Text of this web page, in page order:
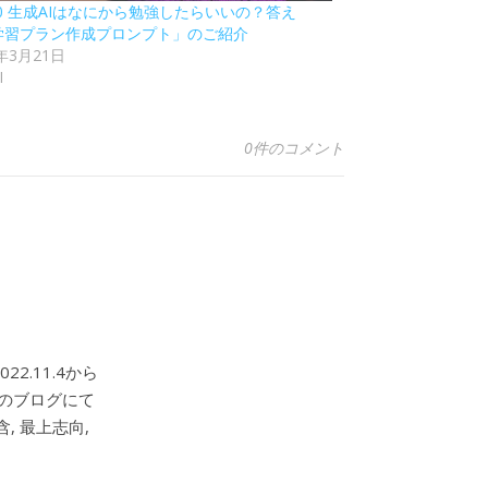
生成AIはなにから勉強したらいいの？答え
プラン作成プロンプト」のご紹介
3月21日
0件のコメント
から
ブログにて
, 最上志向,